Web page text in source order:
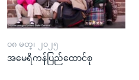
၀၈ မတ္၊ ၂၀၂၅
အမေရိကန်ပြည်ထောင်စု